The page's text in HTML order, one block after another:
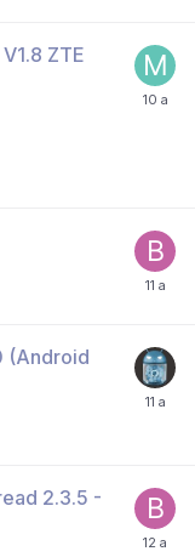
ZTE
(Android
2.3.5 -